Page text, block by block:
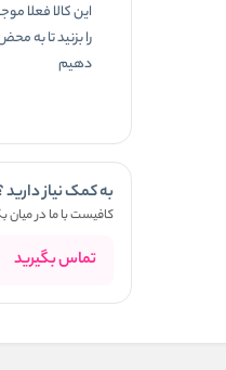
این کالا فعلا
را بزنید تا به
دهیم
به کمک نیاز دارید
کافیست با ما در میان
تماس بگیرید